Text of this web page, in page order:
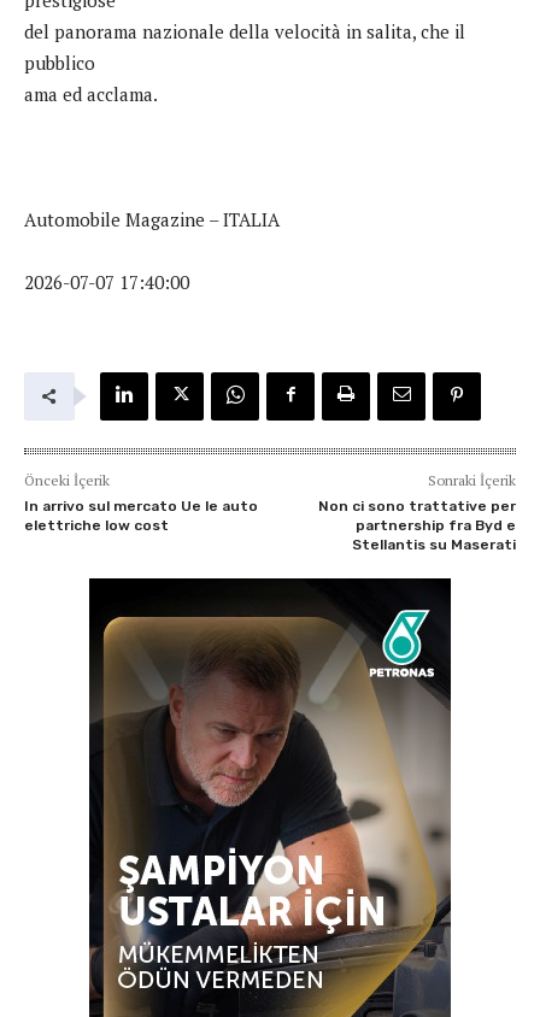
del panorama nazionale della velocità in salita, che il
pubblico
ama ed acclama.
Automobile Magazine – ITALIA
2026-07-07 17:40:00
Önceki İçerik
In arrivo sul mercato Ue le auto
elettriche low cost
Sonraki İçerik
Non ci sono trattative per
partnership fra Byd e
Stellantis su Maserati